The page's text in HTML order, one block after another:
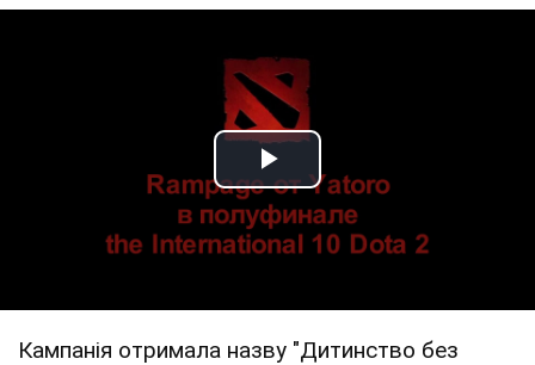
Play Video
Кампанія отримала назву "Дитинство без